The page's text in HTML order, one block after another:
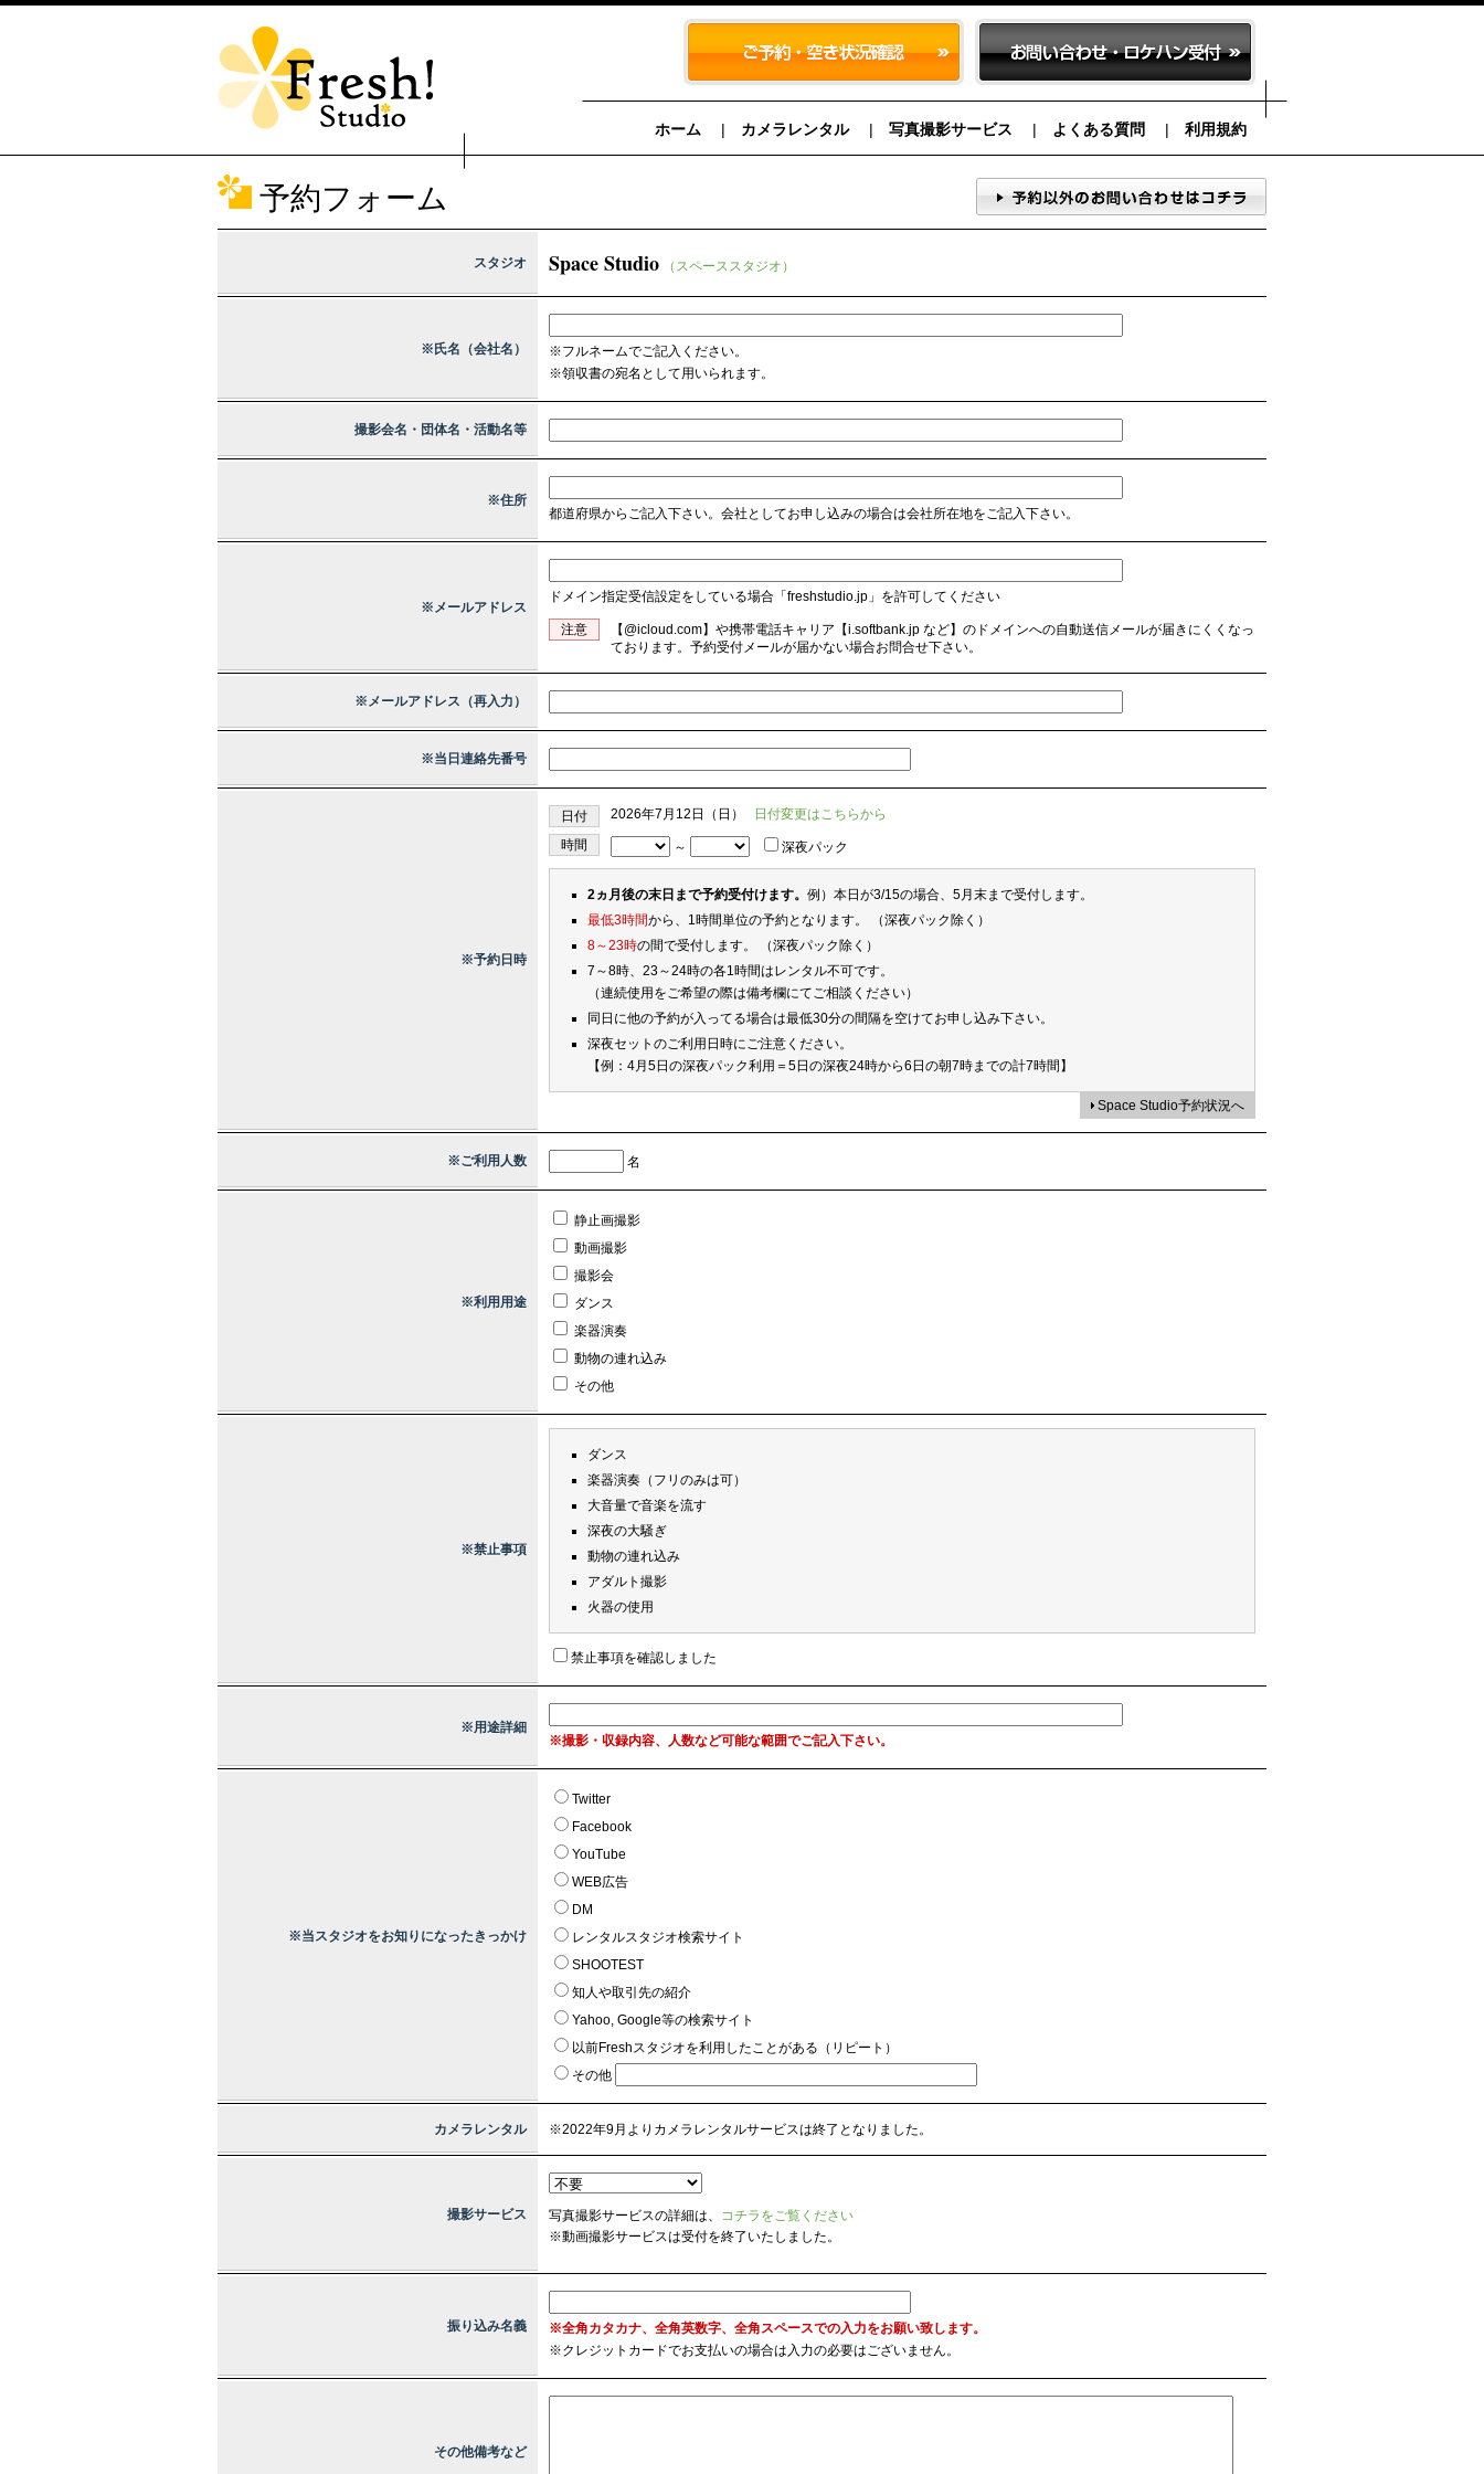
ホーム カメラレンタル 写真撮影サービス よくある質問 利用規約
予約フォーム
スタジオ Space Studio （スペーススタジオ）
※氏名（会社名）
※フルネームでご記入ください。
※領収書の宛名として用いられます。
撮影会名・団体名・活動名等
※住所
都道府県からご記入下さい。会社としてお申し込みの場合は会社所在地をご記入下さい。
※メールアドレス
ドメイン指定受信設定をしている場合「freshstudio.jp」を許可してください
注意
【@icloud.com】や携帯電話キャリア【i.softbank.jp など】のドメインへの自動送信メールが届きにくくなっ
ております。予約受付メールが届かない場合お問合せ下さい。
※メールアドレス（再入力）
※当日連絡先番号
※予約日時
日付 2026年7月12日（日）
日付変更はこちらから
時間
～ 深夜パック
2ヵ月後の末日まで予約受付けます。 例）本日が3/15の場合、5月末まで受付します。
最低3時間から、1時間単位の予約となります。 （深夜パック除く）
8～23時の間で受付します。 （深夜パック除く）
7～8時、23～24時の各1時間はレンタル不可です。
（連続使用をご希望の際は備考欄にてご相談ください）
同日に他の予約が入ってる場合は最低30分の間隔を空けてお申し込み下さい。
深夜セットのご利用日時にご注意ください。
【例：4月5日の深夜パック利用＝5日の深夜24時から6日の朝7時までの計7時間】
Space Studio予約状況へ
※ご利用人数 名
※利用用途
静止画撮影
動画撮影
撮影会
ダンス
楽器演奏
動物の連れ込み
その他
※禁止事項
ダンス
楽器演奏（フリのみは可）
大音量で音楽を流す
深夜の大騒ぎ
動物の連れ込み
アダルト撮影
火器の使用
禁止事項を確認しました
※用途詳細
※撮影・収録内容、人数など可能な範囲でご記入下さい。
※当スタジオをお知りになったきっかけ
Twitter
Facebook
YouTube
WEB広告
DM
レンタルスタジオ検索サイト
SHOOTEST
知人や取引先の紹介
Yahoo, Google等の検索サイト
以前Freshスタジオを利用したことがある（リピート）
その他
カメラレンタル ※2022年9月よりカメラレンタルサービスは終了となりました。
撮影サービス 写真撮影サービスの詳細は、 コチラをご覧ください
※動画撮影サービスは受付を終了いたしました。
振り込み名義
※全角カタカナ、全角英数字、全角スペースでの入力をお願い致します。
※クレジットカードでお支払いの場合は入力の必要はございません。
その他備考など